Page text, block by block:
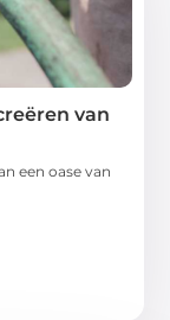
van
een oase van